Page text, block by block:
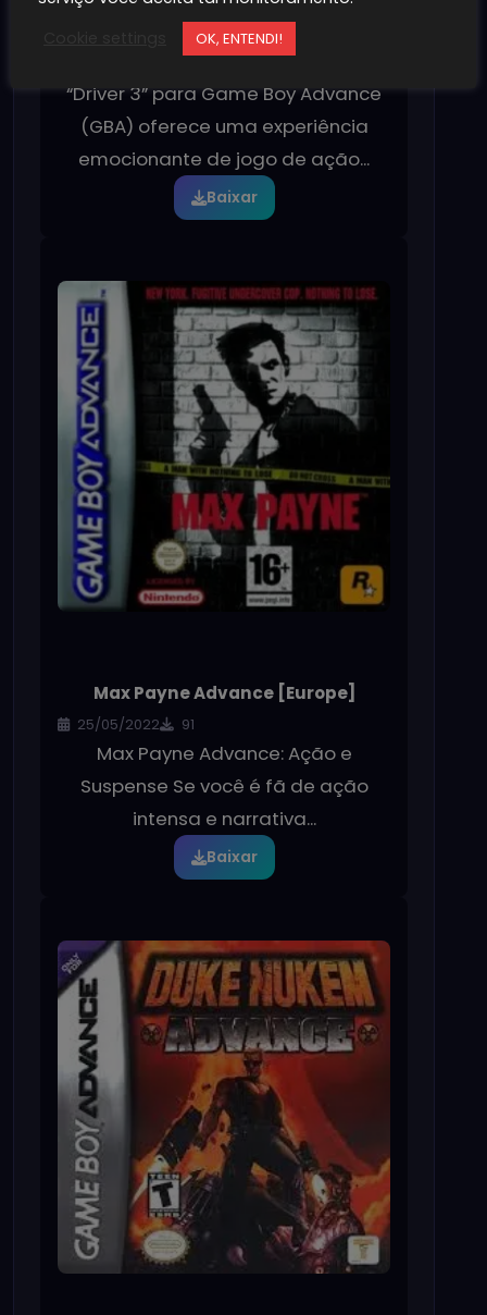
DRIVER 3[EUA] gba
“Driver 3” para Game Boy Advance
(GBA) oferece uma experiência
emocionante de jogo de ação...
Baixar
Max Payne Advance [Europe]
25/05/2022 91
Max Payne Advance: Ação e
Suspense Se você é fã de ação
intensa e narrativa...
Baixar
OK, ENTENDI!